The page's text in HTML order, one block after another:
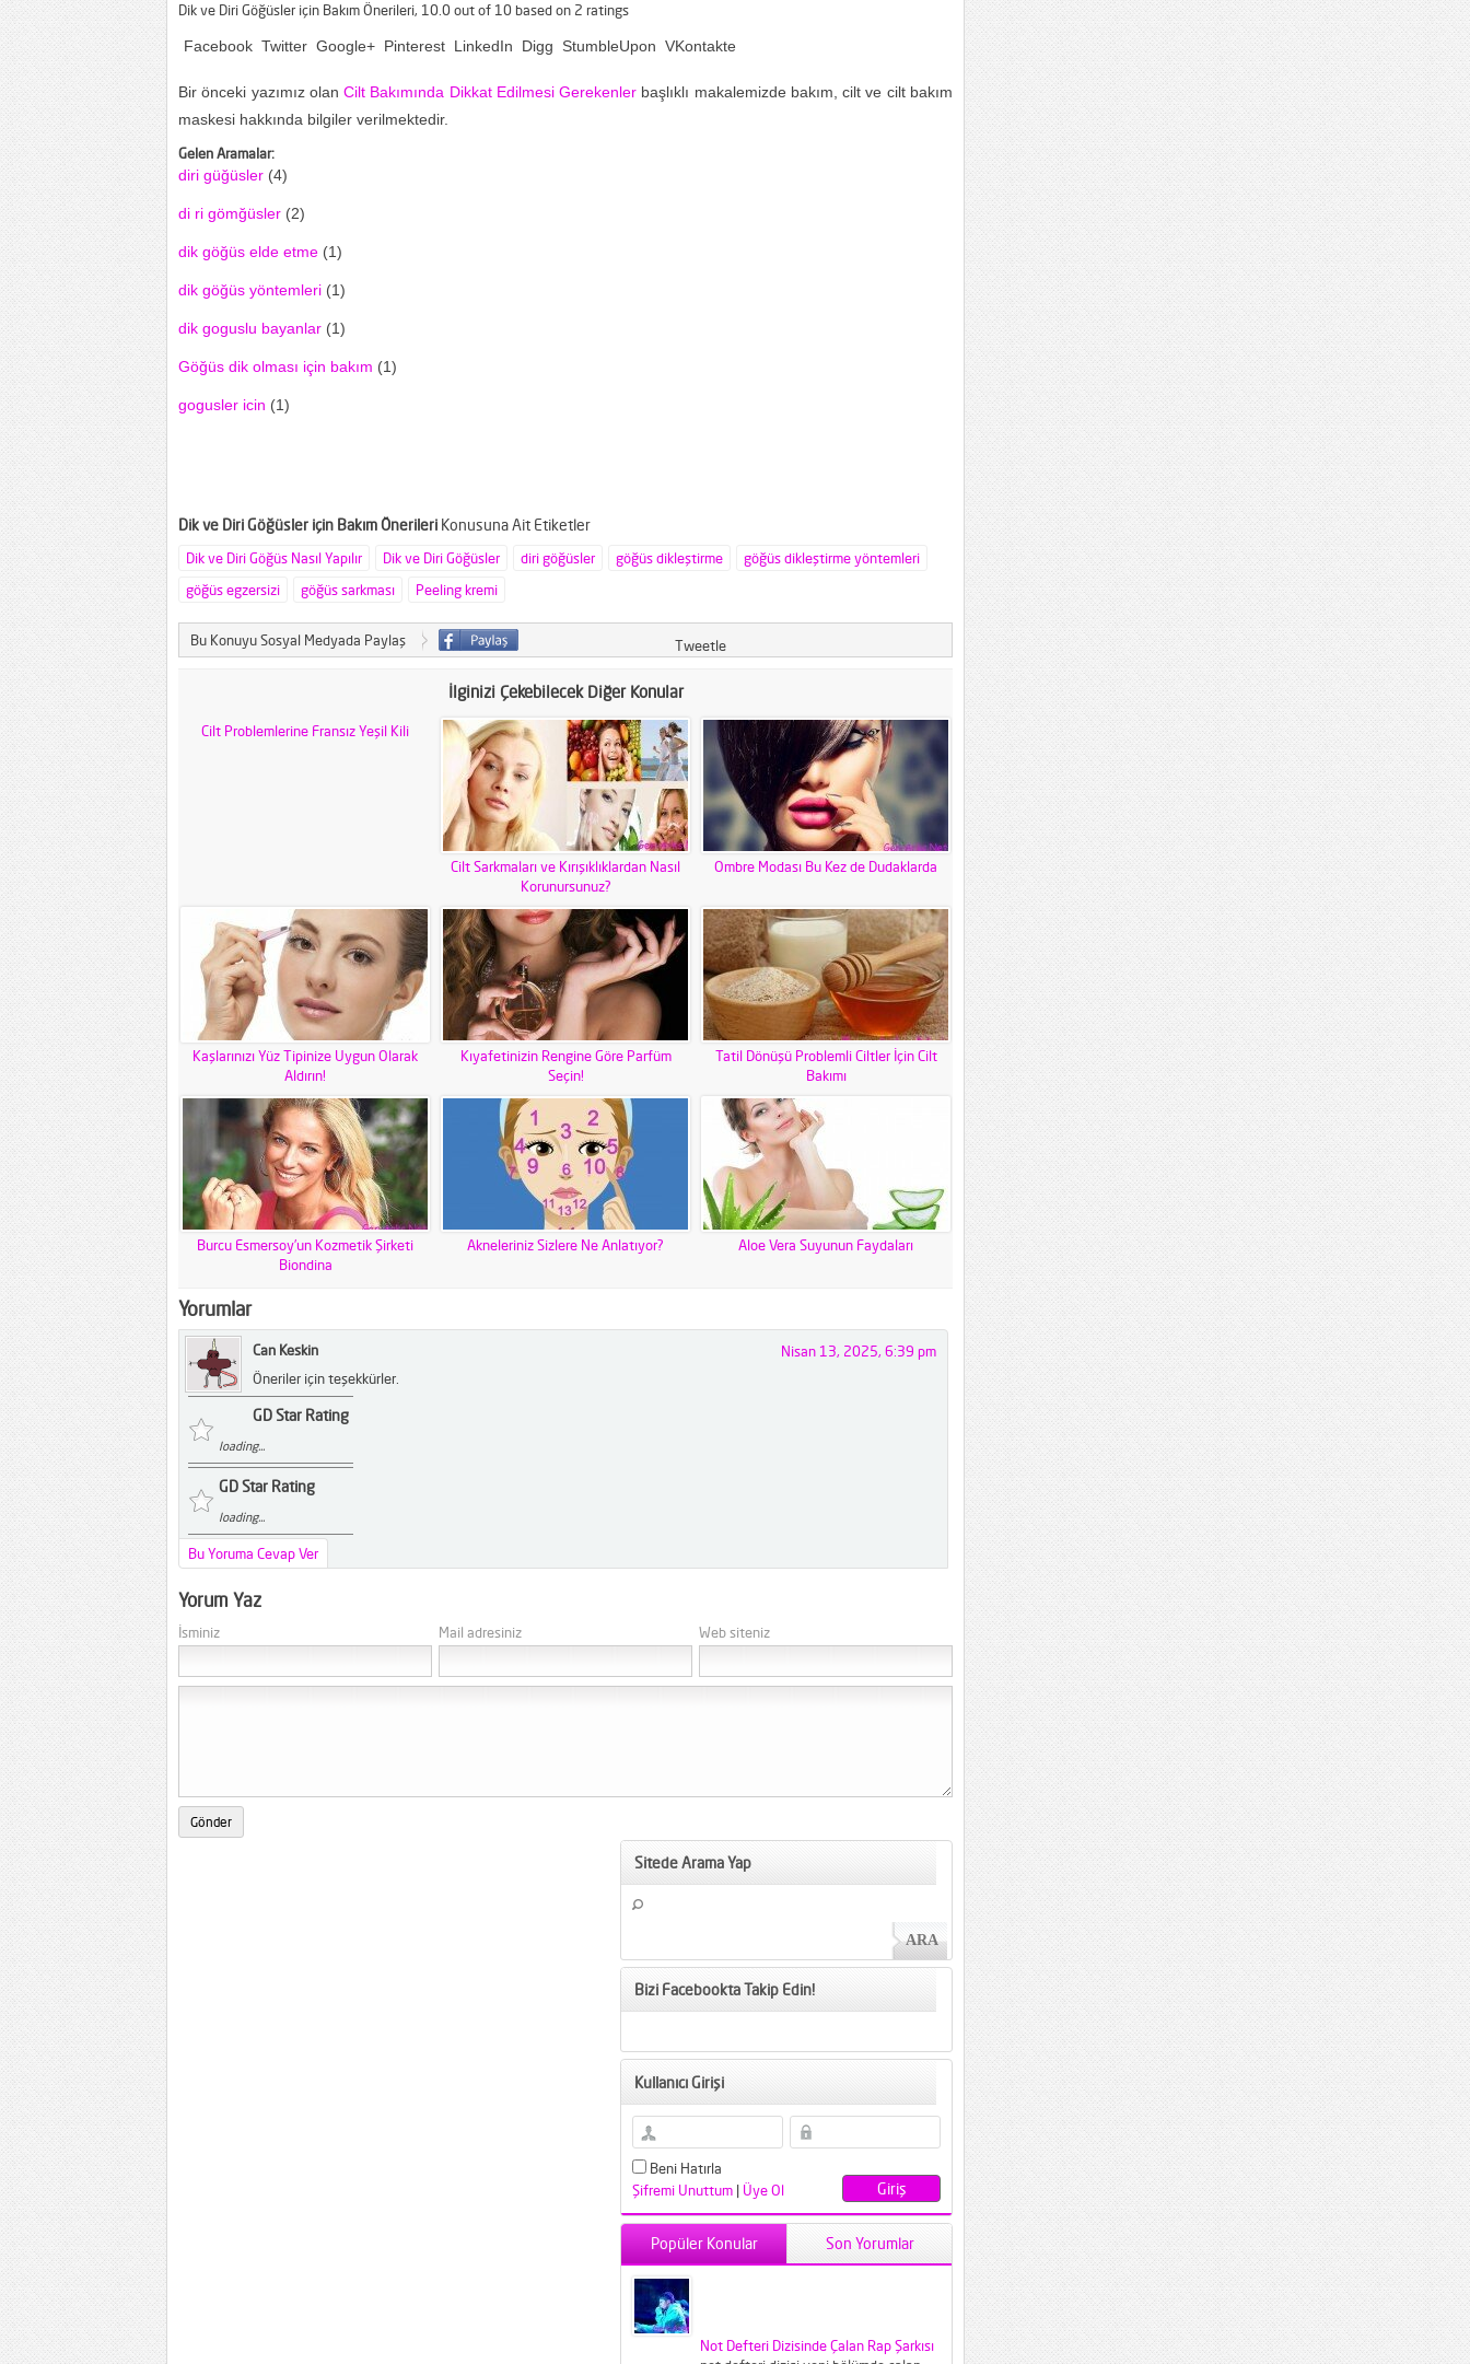
Dik ve Diri Göğüsler için Bakım Önerileri, 10.0 out of 10 based on 2 ratings
Facebook Twitter Google+ Pinterest LinkedIn Digg StumbleUpon VKontakte
Bir önceki yazımız olanCilt Bakımında Dikkat Edilmesi Gerekenler başlıklı makalemizde bakım, cilt ve cilt bakım
maskesi hakkında bilgiler verilmektedir.
Gelen Aramalar:
diri güğüsler (4)
di ri gömğüsler (2)
dik göğüs elde etme (1)
dik göğüs yöntemleri (1)
dik goguslu bayanlar (1)
Göğüs dik olması için bakım (1)
gogusler icin (1)
Dik ve Diri Göğüsler için Bakım Önerileri Konusuna Ait Etiketler
Dik ve Diri Göğüs Nasıl Yapılır Dik ve Diri Göğüsler diri göğüsler göğüs dikleştirme
göğüs dikleştirme yöntemleri
göğüs egzersizi
göğüs sarkması Peeling kremi
Bu Konuyu Sosyal Medyada Paylaş Tweetle
İlginizi Çekebilecek Diğer Konular
Cilt Problemlerine Fransız Yeşil Kili
Cilt Sarkmaları ve Kırışıklıklardan Nasıl
Korunursunuz?
Ombre Modası Bu Kez de Dudaklarda
Kaşlarınızı Yüz Tipinize Uygun Olarak
Aldırın!
Kıyafetinizin Rengine Göre Parfüm
Seçin!
Tatil Dönüşü Problemli Ciltler İçin Cilt
Bakımı
Burcu Esmersoy’un Kozmetik Şirketi
Biondina
Akneleriniz Sizlere Ne Anlatıyor? Aloe Vera Suyunun Faydaları
Yorumlar
Can Keskin
Nisan 13, 2025, 6:39 pm
Öneriler için teşekkürler.
GD Star Rating
loading...
GD Star Rating
loading...
Bu Yoruma Cevap Ver
Yorum Yaz
İsminiz Mail adresiniz Web siteniz
Sitede Arama Yap
Bizi Facebookta Takip Edin!
Kullanıcı Girişi
Beni Hatırla
Şifremi Unuttum | Üye Ol
Popüler Konular Son Yorumlar
Not Defteri Dizisinde Çalan Rap Şarkısı